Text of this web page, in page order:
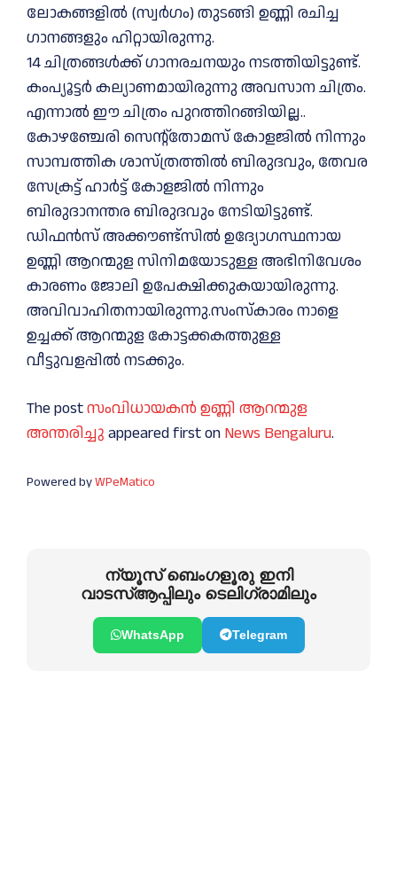
ലോകങ്ങളിൽ (സ്വർഗം) തുടങ്ങി ഉണ്ണി രചിച്ച
ഗാനങ്ങളും ഹിറ്റായിരുന്നു.
14 ചിത്രങ്ങള്‍ക്ക് ഗാനരചനയും നടത്തിയിട്ടുണ്ട്.
കംപ്യൂട്ടര്‍ കല്യാണമായിരുന്നു അവസാന ചിത്രം.
എന്നാല്‍ ഈ ചിത്രം പുറത്തിറങ്ങിയില്ല..
കോഴഞ്ചേരി സെന്റ്തോമസ് കോളജിൽ നിന്നും
സാമ്പത്തിക ശാസ്ത്രത്തിൽ ബിരുദവും, തേവര
സേക്രട്ട് ഹാർട്ട് കോളജിൽ നിന്നും
ബിരുദാനന്തര ബിരുദവും നേടിയിട്ടുണ്ട്.
ഡിഫൻസ് അക്കൗണ്ട്സിൽ ഉദ്യോഗസ്ഥനായ
ഉണ്ണി ആറന്മുള സിനിമയോടുള്ള അഭിനിവേശം
കാരണം ജോലി ഉപേക്ഷിക്കുകയായിരുന്നു.
അവിവാഹിതനായിരുന്നു.സംസ്കാരം നാളെ
ഉച്ചക്ക് ആറന്മുള കോട്ടക്കകത്തുള്ള
വീട്ടുവളപ്പിൽ നടക്കും.
The postസംവിധായകൻ ഉണ്ണി ആറന്മുള
അന്തരിച്ചു appeared first on News Bengaluru.
Powered byWPeMatico
ന്യൂസ് ബെംഗളൂരു ഇനി
വാടസ്ആപ്പിലും ടെലിഗ്രാമിലും
WhatsApp Telegram